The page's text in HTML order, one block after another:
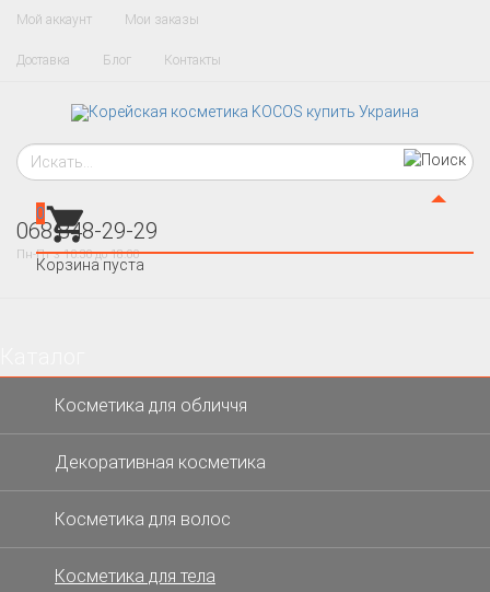
Мой аккаунт Мои заказы
Доставка Блог Контакты
068 848-29-29
Пн-Пт з 10:30 до 18:00
0
Корзина пуста
Косметика для обличчя
Декоративная косметика
Косметика для волос
Косметика для тела